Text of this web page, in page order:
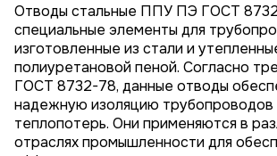
Отводы стальные ППУ ПЭ ГОСТ
специальные элементы для
изготовленные из стали и
полиуретановой пеной. Согласно
ГОСТ 8732-78, данные отводы
надежную изоляцию трубопроводов
теплопотерь. Они применяются в
отраслях промышленности для